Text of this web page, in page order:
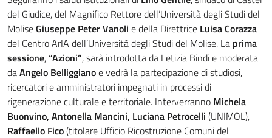
del Giudice, del Magnifico Rettore dell’Università degli Studi del
MoliseGiuseppe Peter Vanoli e della Direttrice Luisa Corazza
del Centro ArIA dell’Università degli Studi del Molise. La prima
sessione,“Azioni”, sarà introdotta da Letizia Bindi e moderata
daAngelo Belliggianoe vedrà la partecipazione di studiosi,
ricercatori e amministratori impegnati in processi di
rigenerazione culturale e territoriale. Interverranno Michela
Buonvino, Antonella Mancini, Luciana Petrocelli (UNIMOL),
Raffaello Fico(titolare Ufficio Ricostruzione Comuni del